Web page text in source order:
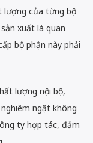
lượng của từng bộ
xuất là quan
bộ phận này phải
lượng nội bộ,
ngặt không
ty hợp tác, đảm